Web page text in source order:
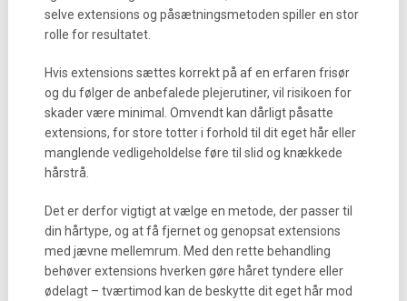
selve extensions og påsætningsmetoden spiller en stor
rolle for resultatet.
Hvis extensions sættes korrekt på af en erfaren frisør
og du følger de anbefalede plejerutiner, vil risikoen for
skader være minimal. Omvendt kan dårligt påsatte
extensions, for store totter i forhold til dit eget hår eller
manglende vedligeholdelse føre til slid og knækkede
hårstrå.
Det er derfor vigtigt at vælge en metode, der passer til
din hårtype, og at få fjernet og genopsat extensions
med jævne mellemrum. Med den rette behandling
behøver extensions hverken gøre håret tyndere eller
ødelagt – tværtimod kan de beskytte dit eget hår mod